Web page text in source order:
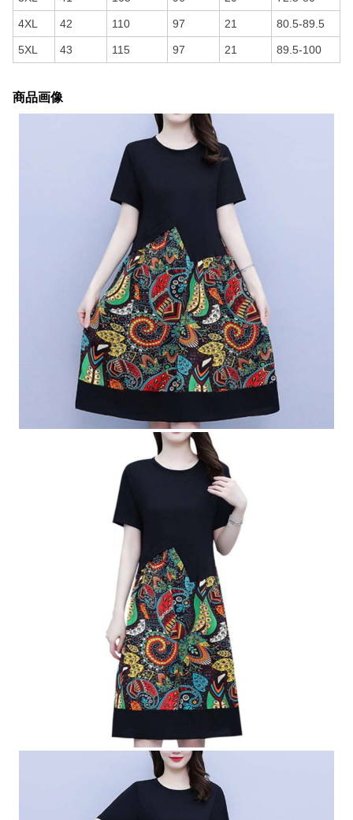
4XL 42 110 97 21 80.5-89.5
5XL 43 115 97 21 89.5-100
商品画像